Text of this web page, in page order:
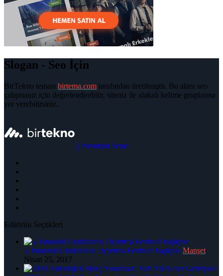
Slogan - Seo İçin
BirTekno teması birtema.com tarafından üretilmiştir. Bu alanı seo
çalışmanız için değerlendirebilir, siteniz ile alakalı kelime gruplarına
yer verebilirsiniz.
| Premium Tema
Editörün Seçtikleri
5. İstanbul Uluslararası Uçurtma Festivali başlıyor Manşet
Nisan 25, 2017